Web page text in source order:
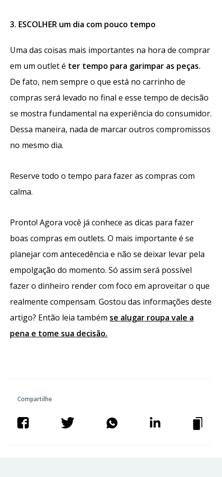
Compartilhe
3. ESCOLHER um dia com pouco tempo
Uma das coisas mais importantes na hora de comprar
em um outlet é ter tempo para garimpar as peças.
De fato, nem sempre o que está no carrinho de
compras será levado no final e esse tempo de decisão
se mostra fundamental na experiência do consumidor.
Dessa maneira, nada de marcar outros compromissos
no mesmo dia.
Reserve todo o tempo para fazer as compras com
calma.
Pronto! Agora você já conhece as dicas para fazer
boas compras em outlets. O mais importante é se
planejar com antecedência e não se deixar levar pela
empolgação do momento. Só assim será possível
fazer o dinheiro render com foco em aproveitar o que
realmente compensam. Gostou das informações deste
artigo? Então leia também se alugar roupa vale a
pena e tome sua decisão.